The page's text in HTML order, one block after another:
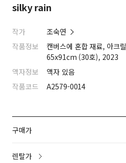
silky rain
작가
조숙연
작품정보
캔버스에 혼합 재료, 아크릴
65x91cm (30호), 2023
액자정보
액자 있음
작품코드
A2579-0014
구매가
렌탈가